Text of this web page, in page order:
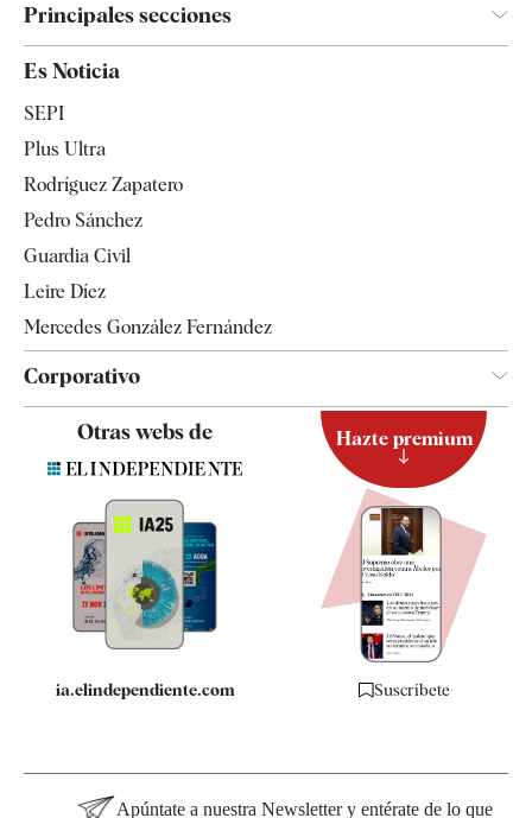
Principales secciones
Televisión
Es Noticia
SEPI
Plus Ultra
Rodríguez Zapatero
Pedro Sánchez
Guardia Civil
Leire Díez
Mercedes González Fernández
Corporativo
Quiénes somos
Especificaciones
Otras webs de
ia.elindependiente.com
Hazte premium
Suscríbete
Apúntate a nuestra Newsletter y entérate de lo que